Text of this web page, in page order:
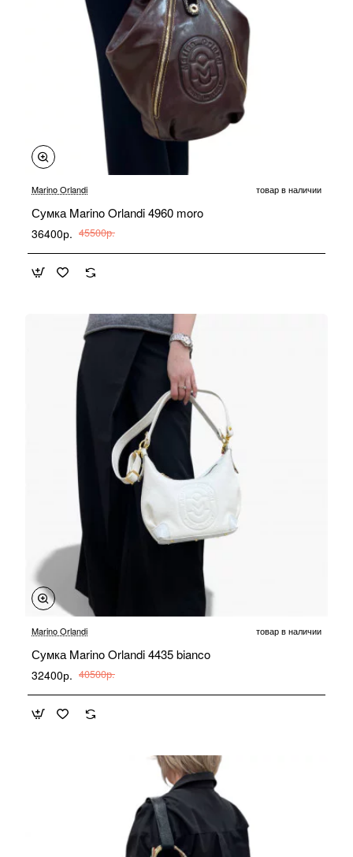
-20%
Marino Orlandi товар в наличии
Сумка Marino Orlandi 4960 moro
36400р. 45500р.
-20%
Marino Orlandi товар в наличии
Сумка Marino Orlandi 4435 bianco
32400р. 40500р.